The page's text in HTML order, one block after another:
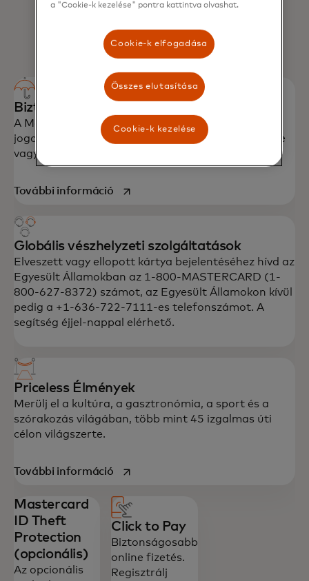
Biztonság minden vásárlásnál
A Mastercard Zero Liability védelem megóv a
jogosulatlan tranzakcióktól, legyen szó bolti, online
vagy alkalmazáson belüli fizetésről.
További információopens in a new tab
Globális vészhelyzeti szolgáltatások
Elveszett vagy ellopott kártya bejelentéséhez hívd az
Egyesült Államokban az 1-800-MASTERCARD (1-
800-627-8372) számot, az Egyesült Államokon kívül
pedig a +1-636-722-7111-es telefonszámot. A
segítség éjjel-nappal elérhető.
Priceless Élmények
Merülj el a kultúra, a gasztronómia, a sport és a
szórakozás világában, több mint 45 izgalmas úti
célon világszerte.
További információ‎opens in a new tab
Mastercard
ID Theft
Protection
(opcionális)
Az opcionális
Click to Pay
Biztonságosabb
online fizetés.
Regisztrálj
a "Cookie-k kezelése" pontra kattintva olvashat.
Cookie-k elfogadása
Összes elutasítása
Cookie-k kezelése